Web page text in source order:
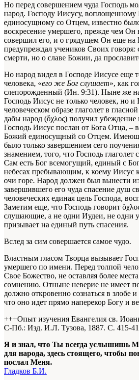
Но перед совершением чуда Господь
народ. Господу Иисусу,
единосущному со Отцем, известно
воскресение умершего, прежде чем Он
совершил его, и о грядущем Он еще на
предупреждал учеников Своих говоря:
смерти, но о славе Божии, да
Но народ видел в Господе Иисусе еще
человека, «его же Бог слушает», как
слепорожденный (Ин. 9:31). Ныне же
Господь Иисус не только человек, но и
человеческом образе глаголет в
дабы народ (ὄχλος) получил убеждение
Господь Иисус послан от Бога Отца,
Божий единосущный со Отцем.
было только завершением сего
знамением, того, что Господь
Сам есть Бог всемогущий, единый с
небесах пребывающим, к коему Иисус
очи горе. Народ должен был вынести
завершившего его чуда спасение душ
человеческих единая цель Господа,
Заметим еще, что Господь говорит
слушающие, а не одни Иудеи, не одни
призывает на единый путь спасения.
Вслед за сим совершается самое чудо.
Властным гласом Творца вызывает
умершего по имени. Перед толпой
Свое Божество, не оставляя более
сомнению. Отныне неверие не имеет
должно откровенно сознаться в злобе
что оно идет прямо наперекор Богу и
+++Опыт изучения Евангелия св.
С-Пб.: Изд. И.Л. Тузова, 1887. С. 415-
Я и знал, что Ты всегда услышишь
для народа, здесь стоящего, чтобы
послал Меня.
Гладков Б.И.